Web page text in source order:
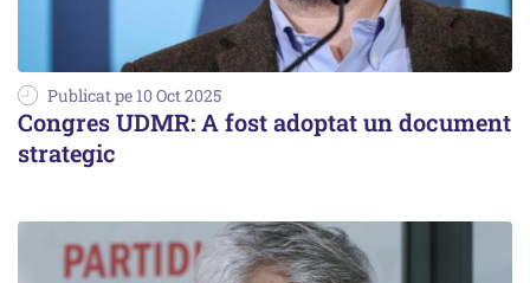
Publicat pe 10 Oct 2025
Congres UDMR: A fost adoptat un document
strategic